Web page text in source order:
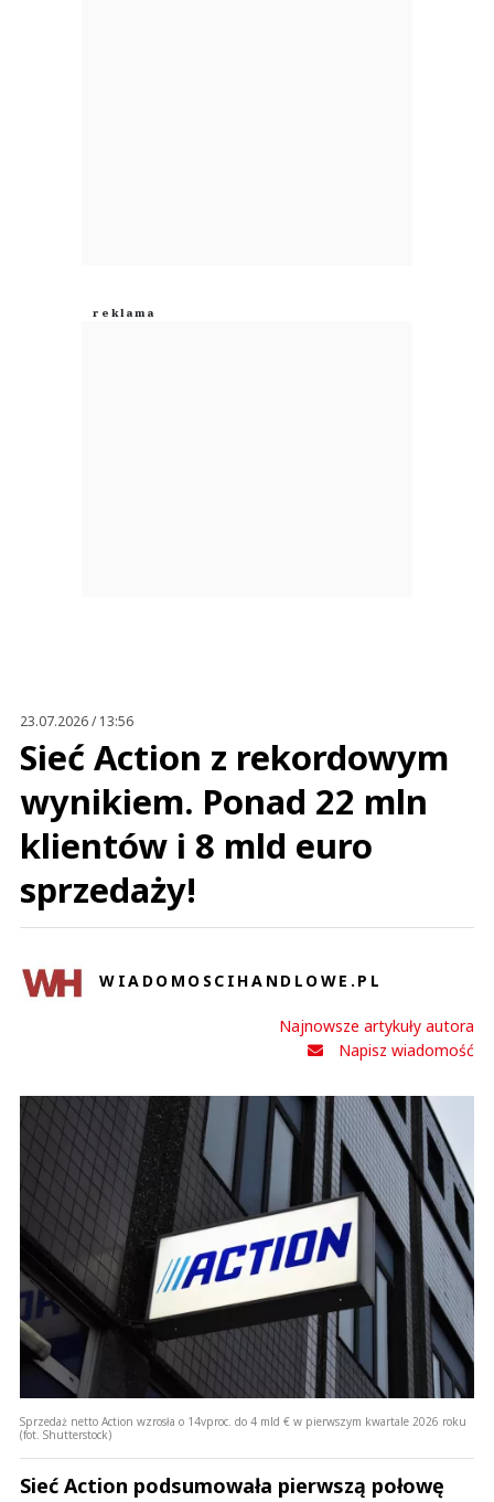
23.07.2026 / 13:56
Sieć Action z rekordowym
wynikiem. Ponad 22 mln
klientów i 8 mld euro
sprzedaży!
WIADOMOSCIHANDLOWE.PL
Najnowsze artykuły autora
Napisz wiadomość
Sprzedaż netto Action wzrosła o 14vproc. do 4 mld € w pierwszym kwartale 2026 roku
(fot. Shutterstock)
Sieć Action podsumowała pierwszą połowę